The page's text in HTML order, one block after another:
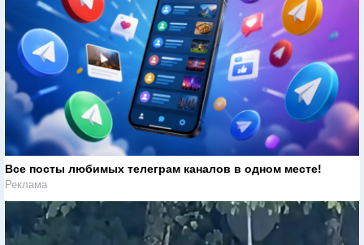
Все посты любимых телеграм каналов в одном месте!
Реклама